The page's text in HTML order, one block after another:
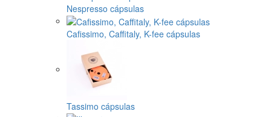
Nespresso cápsulas
Cafissimo, Caffitaly, K-fee cápsulas
Tassimo cápsulas